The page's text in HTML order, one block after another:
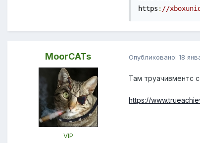
https : //
MoorCATs
VIP
Опубликовано: 18
Там труачивментс
https://